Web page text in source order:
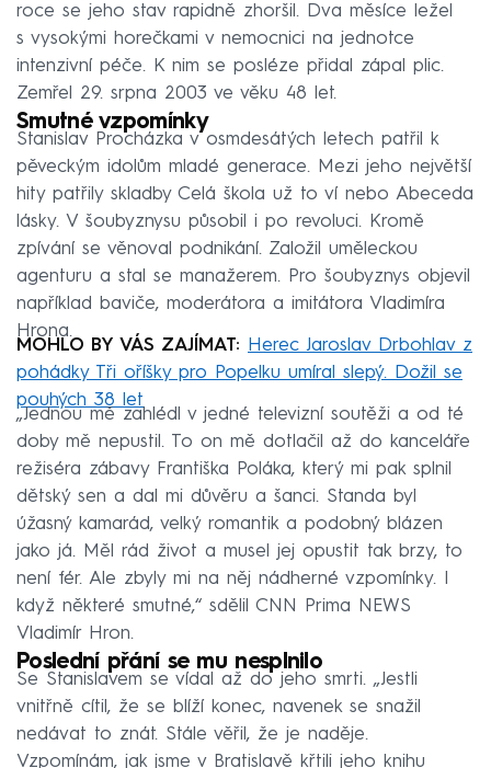
roce se jeho stav rapidně zhoršil. Dva měsíce ležel
s vysokými horečkami v nemocnici na jednotce
intenzivní péče. K nim se posléze přidal zápal plic.
Zemřel 29. srpna 2003 ve věku 48 let.
Smutné vzpomínky
Stanislav Procházka v osmdesátých letech patřil k
pěveckým idolům mladé generace. Mezi jeho největší
hity patřily skladby Celá škola už to ví nebo Abeceda
lásky. V šoubyznysu působil i po revoluci. Kromě
zpívání se věnoval podnikání. Založil uměleckou
agenturu a stal se manažerem. Pro šoubyznys objevil
například baviče, moderátora a imitátora Vladimíra
Hrona.
MOHLO BY VÁS ZAJÍMAT:
Herec Jaroslav Drbohlav z
pohádky Tři oříšky pro Popelku umíral slepý. Dožil se
pouhých 38 let
„Jednou mě zahlédl v jedné televizní soutěži a od té
doby mě nepustil. To on mě dotlačil až do kanceláře
režiséra zábavy Františka Poláka, který mi pak splnil
dětský sen a dal mi důvěru a šanci. Standa byl
úžasný kamarád, velký romantik a podobný blázen
jako já. Měl rád život a musel jej opustit tak brzy, to
není fér. Ale zbyly mi na něj nádherné vzpomínky. I
když některé smutné,“ sdělil CNN Prima NEWS
Vladimír Hron.
Poslední přání se mu nesplnilo
Se Stanislavem se vídal až do jeho smrti. „Jestli
vnitřně cítil, že se blíží konec, navenek se snažil
nedávat to znát. Stále věřil, že je naděje.
Vzpomínám, jak jsme v Bratislavě křtili jeho knihu